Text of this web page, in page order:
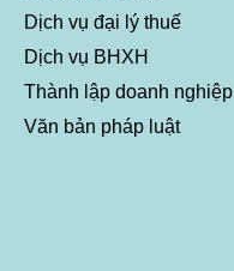
Dịch vụ đại lý thuế
Dịch vụ BHXH
Thành lập doanh nghiệp
Văn bản pháp luật